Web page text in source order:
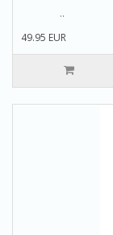
..
49.95 EUR